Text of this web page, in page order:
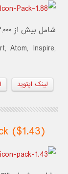
شامل بیش از ۲,۰۰۰ آیکون و سازگار با لانچر های :
Atom, Inspire,
لینک اپتوید
($1.43)